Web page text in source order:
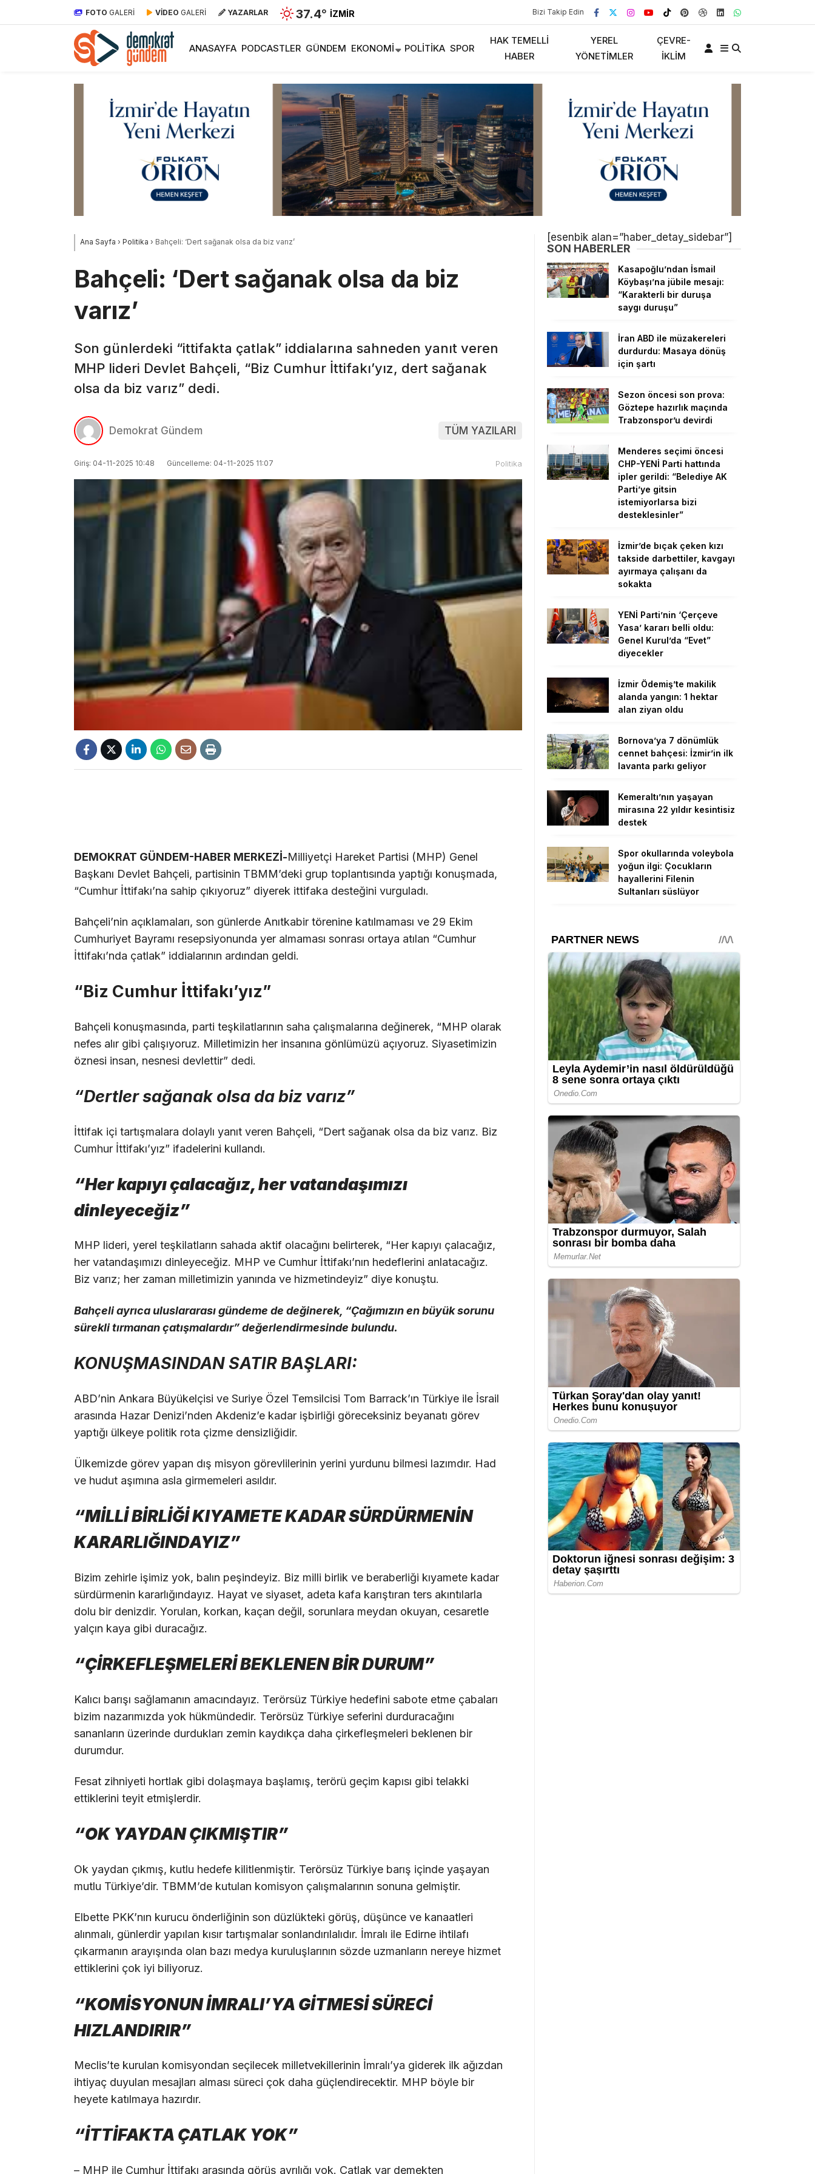
FOTO GALERİ VİDEO GALERİ YAZARLAR 37.4° İZMIR Bizi Takip Edin
ANASAYFA PODCASTLER GÜNDEM EKONOMI POLITIKA SPOR
HAK TEMELLI
HABER
YEREL
YÖNETIMLER
ÇEVRE-
İKLIM
Ana Sayfa › Politika › Bahçeli: ‘Dert sağanak olsa da biz varız’
Bahçeli: ‘Dert sağanak olsa da biz
varız’
Son günlerdeki “ittifakta çatlak” iddialarına sahneden yanıt veren
MHP lideri Devlet Bahçeli, “Biz Cumhur İttifakı’yız, dert sağanak
olsa da biz varız” dedi.
Demokrat Gündem TÜM YAZILARI
Giriş: 04-11-2025 10:48 Güncelleme: 04-11-2025 11:07 Politika
DEMOKRAT GÜNDEM-HABER MERKEZİ-Milliyetçi Hareket Partisi (MHP) Genel
Başkanı Devlet Bahçeli, partisinin TBMM’deki grup toplantısında yaptığı konuşmada,
“Cumhur İttifakı’na sahip çıkıyoruz” diyerek ittifaka desteğini vurguladı.
Bahçeli’nin açıklamaları, son günlerde Anıtkabir törenine katılmaması ve 29 Ekim
Cumhuriyet Bayramı resepsiyonunda yer almaması sonrası ortaya atılan “Cumhur
İttifakı’nda çatlak” iddialarının ardından geldi.
“Biz Cumhur İttifakı’yız”
Bahçeli konuşmasında, parti teşkilatlarının saha çalışmalarına değinerek, “MHP olarak
nefes alır gibi çalışıyoruz. Milletimizin her insanına gönlümüzü açıyoruz. Siyasetimizin
öznesi insan, nesnesi devlettir” dedi.
“Dertler sağanak olsa da biz varız”
İttifak içi tartışmalara dolaylı yanıt veren Bahçeli, “Dert sağanak olsa da biz varız. Biz
Cumhur İttifakı’yız” ifadelerini kullandı.
“Her kapıyı çalacağız, her vatandaşımızı
dinleyeceğiz”
MHP lideri, yerel teşkilatların sahada aktif olacağını belirterek, “Her kapıyı çalacağız,
her vatandaşımızı dinleyeceğiz. MHP ve Cumhur İttifakı’nın hedeflerini anlatacağız.
Biz varız; her zaman milletimizin yanında ve hizmetindeyiz” diye konuştu.
Bahçeli ayrıca uluslararası gündeme de değinerek, “Çağımızın en büyük sorunu
sürekli tırmanan çatışmalardır” değerlendirmesinde bulundu.
KONUŞMASINDAN SATIR BAŞLARI:
ABD’nin Ankara Büyükelçisi ve Suriye Özel Temsilcisi Tom Barrack’ın Türkiye ile İsrail
arasında Hazar Denizi’nden Akdeniz’e kadar işbirliği göreceksiniz beyanatı görev
yaptığı ülkeye politik rota çizme densizliğidir.
Ülkemizde görev yapan dış misyon görevlilerinin yerini yurdunu bilmesi lazımdır. Had
ve hudut aşımına asla girmemeleri asıldır.
“MİLLİ BİRLİĞİ KIYAMETE KADAR SÜRDÜRMENİN
KARARLIĞINDAYIZ”
Bizim zehirle işimiz yok, balın peşindeyiz. Biz milli birlik ve beraberliği kıyamete kadar
sürdürmenin kararlığındayız. Hayat ve siyaset, adeta kafa karıştıran ters akıntılarla
dolu bir denizdir. Yorulan, korkan, kaçan değil, sorunlara meydan okuyan, cesaretle
yalçın kaya gibi duracağız.
“ÇİRKEFLEŞMELERİ BEKLENEN BİR DURUM”
Kalıcı barışı sağlamanın amacındayız. Terörsüz Türkiye hedefini sabote etme çabaları
bizim nazarımızda yok hükmündedir. Terörsüz Türkiye seferini durduracağını
sananların üzerinde durdukları zemin kaydıkça daha çirkefleşmeleri beklenen bir
durumdur.
Fesat zihniyeti hortlak gibi dolaşmaya başlamış, terörü geçim kapısı gibi telakki
ettiklerini teyit etmişlerdir.
“OK YAYDAN ÇIKMIŞTIR”
Ok yaydan çıkmış, kutlu hedefe kilitlenmiştir. Terörsüz Türkiye barış içinde yaşayan
mutlu Türkiye’dir. TBMM’de kutulan komisyon çalışmalarının sonuna gelmiştir.
Elbette PKK’nın kurucu önderliğinin son düzlükteki görüş, düşünce ve kanaatleri
alınmalı, günlerdir yapılan kısır tartışmalar sonlandırılalıdır. İmralı ile Edirne ihtilafı
çıkarmanın arayışında olan bazı medya kuruluşlarının sözde uzmanların nereye hizmet
ettiklerini çok iyi biliyoruz.
“KOMİSYONUN İMRALI’YA GİTMESİ SÜRECİ
HIZLANDIRIR”
Meclis’te kurulan komisyondan seçilecek milletvekillerinin İmralı’ya giderek ilk ağızdan
ihtiyaç duyulan mesajları alması süreci çok daha güçlendirecektir. MHP böyle bir
heyete katılmaya hazırdır.
“İTTİFAKTA ÇATLAK YOK”
– MHP ile Cumhur İttifakı arasında görüş ayrılığı yok. Çatlak var demekten
[esenbik alan=”haber_detay_sidebar”]
SON HABERLER
Kasapoğlu’ndan İsmail
Köybaşı’na jübile mesajı:
“Karakterli bir duruşa
saygı duruşu”
İran ABD ile müzakereleri
durdurdu: Masaya dönüş
için şartı
Sezon öncesi son prova:
Göztepe hazırlık maçında
Trabzonspor’u devirdi
Menderes seçimi öncesi
CHP-YENİ Parti hattında
ipler gerildi: “Belediye AK
Parti’ye gitsin
istemiyorlarsa bizi
desteklesinler”
İzmir’de bıçak çeken kızı
takside darbettiler, kavgayı
ayırmaya çalışanı da
sokakta
YENİ Parti’nin ‘Çerçeve
Yasa’ kararı belli oldu:
Genel Kurul’da “Evet”
diyecekler
İzmir Ödemiş’te makilik
alanda yangın: 1 hektar
alan ziyan oldu
Bornova’ya 7 dönümlük
cennet bahçesi: İzmir’in ilk
lavanta parkı geliyor
Kemeraltı’nın yaşayan
mirasına 22 yıldır kesintisiz
destek
Spor okullarında voleybola
yoğun ilgi: Çocukların
hayallerini Filenin
Sultanları süslüyor